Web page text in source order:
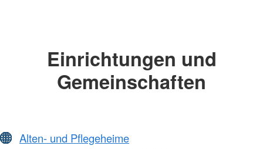
Einrichtungen und
Gemeinschaften
Alten- und Pflegeheime